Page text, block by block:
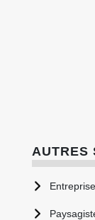
AUTRES